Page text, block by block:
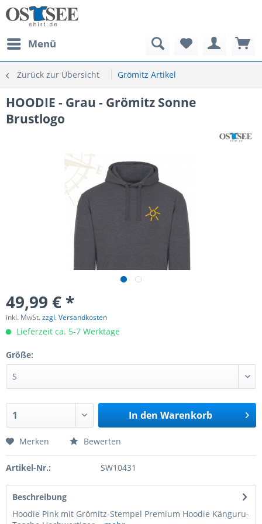
Menü
Zurück zur Übersicht Grömitz Artikel
HOODIE - Grau - Grömitz Sonne
Brustlogo
49,99 € *
inkl. MwSt.zzgl. Versandkosten
Lieferzeit ca. 5-7 Werktage
Größe:
In den Warenkorb
Merken Bewerten
Artikel-Nr.: SW10431
Beschreibung
Hoodie Pink mit Grömitz-Stempel Premium Hoodie Känguru-